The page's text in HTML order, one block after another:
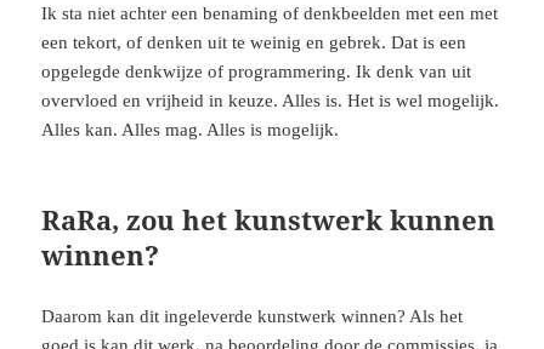
Ik sta niet achter een benaming of denkbeelden met een met
een tekort, of denken uit te weinig en gebrek. Dat is een
opgelegde denkwijze of programmering. Ik denk van uit
overvloed en vrijheid in keuze. Alles is. Het is wel mogelijk.
Alles kan. Alles mag. Alles is mogelijk.
RaRa, zou het kunstwerk kunnen
winnen?
Daarom kan dit ingeleverde kunstwerk winnen? Als het